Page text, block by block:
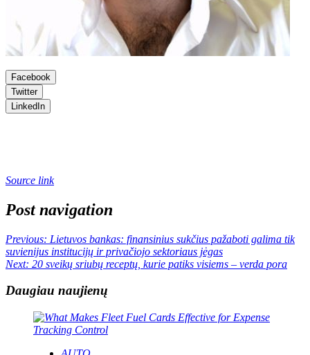
Facebook
Twitter
LinkedIn
Source link
Post navigation
Previous: Lietuvos bankas: finansinius sukčius pažaboti galima tik
suvienijus institucijų ir privačiojo sektoriaus jėgas
Next: 20 sveikų sriubų receptų, kurie patiks visiems – verda pora
Daugiau naujienų